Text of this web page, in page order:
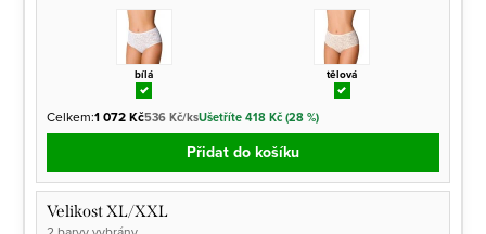
bílá tělová
Celkem:1 072 Kč536 Kč/ksUšetříte 418 Kč (28 %)
Přidat do košíku
Velikost XL/XXL